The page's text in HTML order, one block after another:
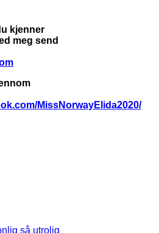
kjenner
meg send
MissNorwayElida2020/
så utrolig